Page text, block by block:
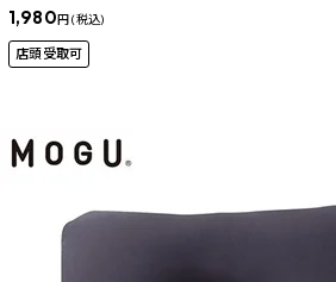
1,980円 (税込)
店頭受取可